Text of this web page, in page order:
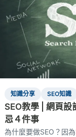
知識分享 SEO知識
SEO教學 | 網頁設
忌４件事
為什麼要做SEO？因